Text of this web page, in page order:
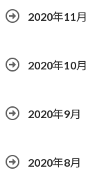
2020年11月
2020年10月
2020年9月
2020年8月